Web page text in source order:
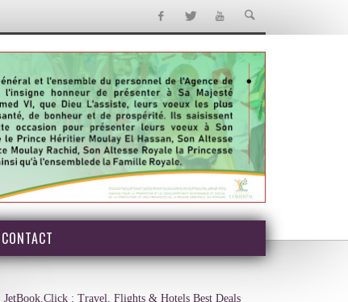
CONTACT
JetBook.Click : Travel, Flights & Hotels Best Deals